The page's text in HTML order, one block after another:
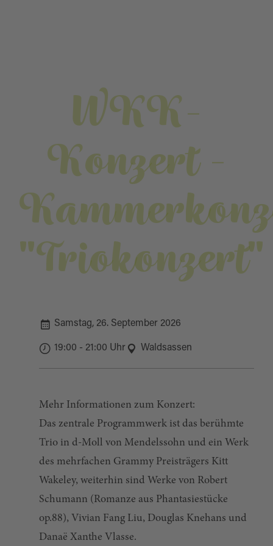
WKK-
Konzert -
"Triokonzert"
Samstag, 26. September 2026
19:00 - 21:00 Uhr Waldsassen
Mehr Informationen zum Konzert:
Das zentrale Programmwerk ist das berühmte
Trio in d-Moll von Mendelssohn und ein Werk
des mehrfachen Grammy Preisträgers Kitt
Wakeley, weiterhin sind Werke von Robert
Schumann (Romanze aus Phantasiestücke
op.88), Vivian Fang Liu, Douglas Knehans und
Danaë Xanthe Vlasse.